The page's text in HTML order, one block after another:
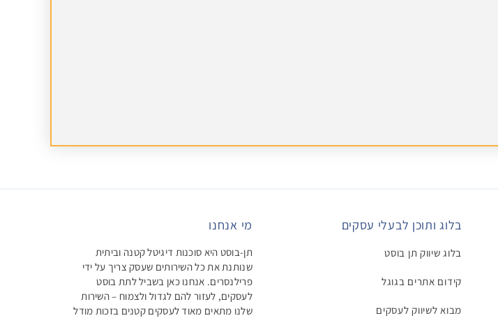
בלוג ותוכן לבעלי עסקים
בלוג שיווק תן בוסט
קידום אתרים בגוגל
מבוא לשיווק לעסקים
מי אנחנו
תן-בוסט היא סוכנות דיגיטל קטנה וביתית
שנותנת את כל השירותים שעסק צריך על ידי
פרילנסרים. אנחנו כאן בשביל לתת בוסט
לעסקים, לעזור להם לגדול ולצמוח – השירות
שלנו מתאים מאוד לעסקים קטנים בזכות מודל